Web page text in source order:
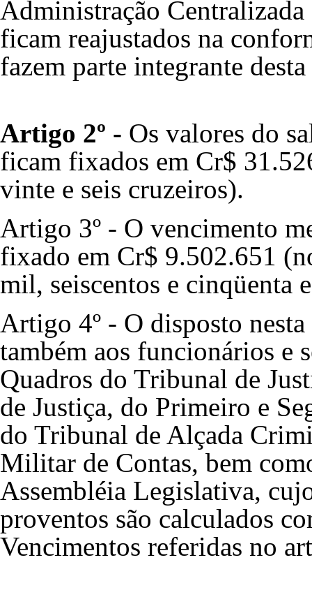
Administração
ficam reajustados na
fazem parte integrante
Artigo 2º - Os valores do
ficam fixados em Cr$
vinte e seis cruzeiros).
Artigo 3º - O vencimento
fixado em Cr$ 9.502.651
mil, seiscentos e cinqüenta
Artigo 4º - O disposto
também aos funcionários e
Quadros do Tribunal de
de Justiça, do Primeiro e
do Tribunal de Alçada
Militar de Contas, bem
Assembléia Legislativa,
proventos são calculados
Vencimentos referidas no